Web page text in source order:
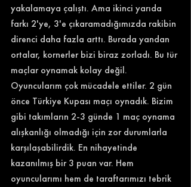
yakalamaya çalıştı. Ama ikinci yarıda
farkı 2'ye, 3'e çıkaramadığımızda rakibin
direnci daha fazla arttı. Burada yandan
ortalar, kornerler bizi biraz zorladı. Bu tür
maçlar oynamak kolay değil.
Oyuncularım çok mücadele ettiler. 2 gün
önce Türkiye Kupası maçı oynadık. Bizim
gibi takımların 2-3 günde 1 maç oynama
alışkanlığı olmadığı için zor durumlarla
karşılaşabilirdik. En nihayetinde
kazanılmış bir 3 puan var. Hem
oyuncularımı hem de taraftarımızı tebrik